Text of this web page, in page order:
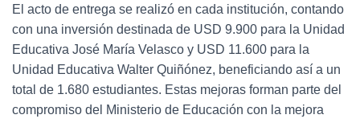
El acto de entrega se realizó en cada institución, contando
con una inversión destinada de USD 9.900 para la Unidad
Educativa José María Velasco y USD 11.600 para la
Unidad Educativa Walter Quiñónez, beneficiando así a un
total de 1.680 estudiantes. Estas mejoras forman parte del
compromiso del Ministerio de Educación con la mejora